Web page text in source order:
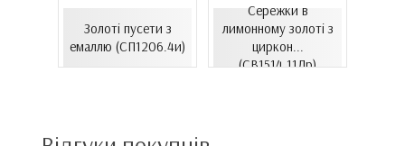
Золоті пусети з
емаллю (СП1206.4и)
Сережки в
лимонному золоті з
циркон...
(СВ1514.11Лр)